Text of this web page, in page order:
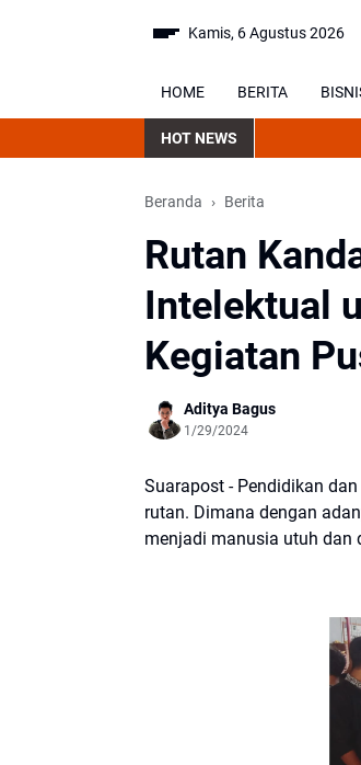
Kamis, 6 Agustus 2026
HOME BERITA
HOT NEWS
Beranda Berita
Rutan
Intelektual
Kegiatan
Aditya Bagus
1/29/2024
Suarapost - Pendidikan
rutan. Dimana dengan
menjadi manusia utuh dan